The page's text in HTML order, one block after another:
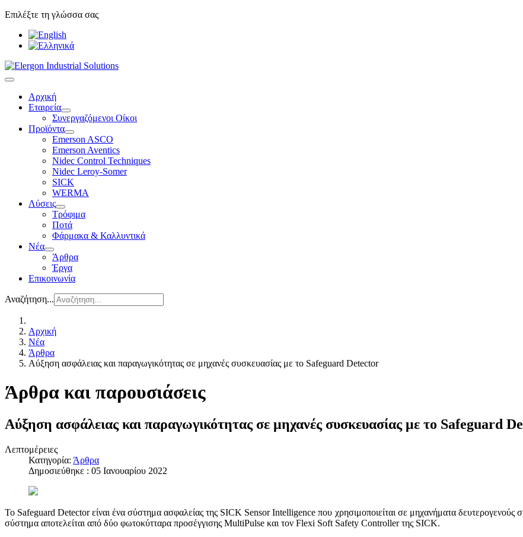
Επιλέξτε τη γλώσσα σας
Αρχική
Εταιρεία
Συνεργαζόμενοι Οίκοι
Προϊόντα
Emerson ASCO
Emerson Aventics
Nidec Control Techniques
Nidec Leroy-Somer
SICK
WERMA
Λύσεις
Τρόφιμα
Ποτά
Φάρμακα & Καλλυντικά
Νέα
Άρθρα
Έργα
Επικοινωνία
Αναζήτηση...
Αρχική
Νέα
Άρθρα
Αύξηση ασφάλειας και παραγωγικότητας σε μηχανές συσκευασίας με το Safeguard Detector
Άρθρα και παρουσιάσεις
Αύξηση ασφάλειας και παραγωγικότητας σε μηχανές συσκευασίας με το Safeguard
Λεπτομέρειες
Κατηγορία: Άρθρα
Δημοσιεύθηκε : 05 Ιανουαρίου 2022
To Safeguard Detector είναι ένα σύστημα ασφαλείας της SICK Sensor Intelligence που χρησιμοποιείται σε μηχανήματα δευτερογενούς
σύστημα αποτελείται από δύο φωτοκύτταρα προσέγγισης MultiPulse και τον Flexi Soft Safety Controller της SICK.